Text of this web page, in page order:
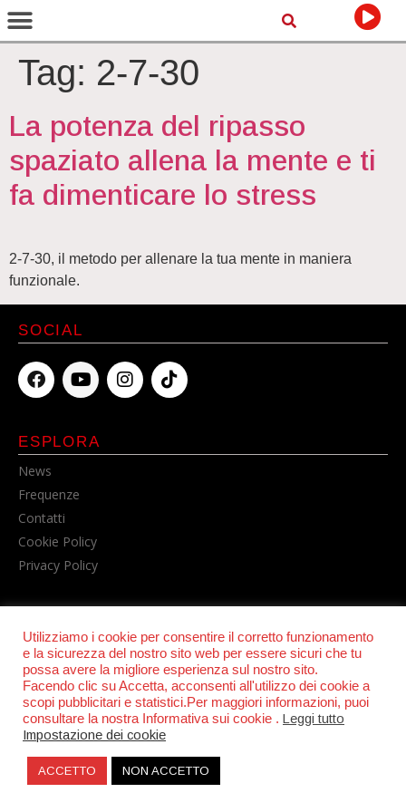
Tag: 2-7-30
La potenza del ripasso
spaziato allena la mente e ti
fa dimenticare lo stress
2-7-30, il metodo per allenare la tua mente in maniera
funzionale.
© POWER RADIO srl | C.F. e P.IVA 06157210631
ESPLORA
News
Frequenze
Contatti
Cookie Policy
Privacy Policy
SOCIAL
Utilizziamo i cookie per consentire il corretto funzionamento
e la sicurezza del nostro sito web per essere sicuri che tu
possa avere la migliore esperienza sul nostro sito.
Facendo clic su Accetta, acconsenti all'utilizzo dei cookie a
scopi pubblicitari e statistici.Per maggiori informazioni, puoi
consultare la nostra Informativa sui cookie . Leggi tutto
Impostazione dei cookie
ACCETTO NON ACCETTO